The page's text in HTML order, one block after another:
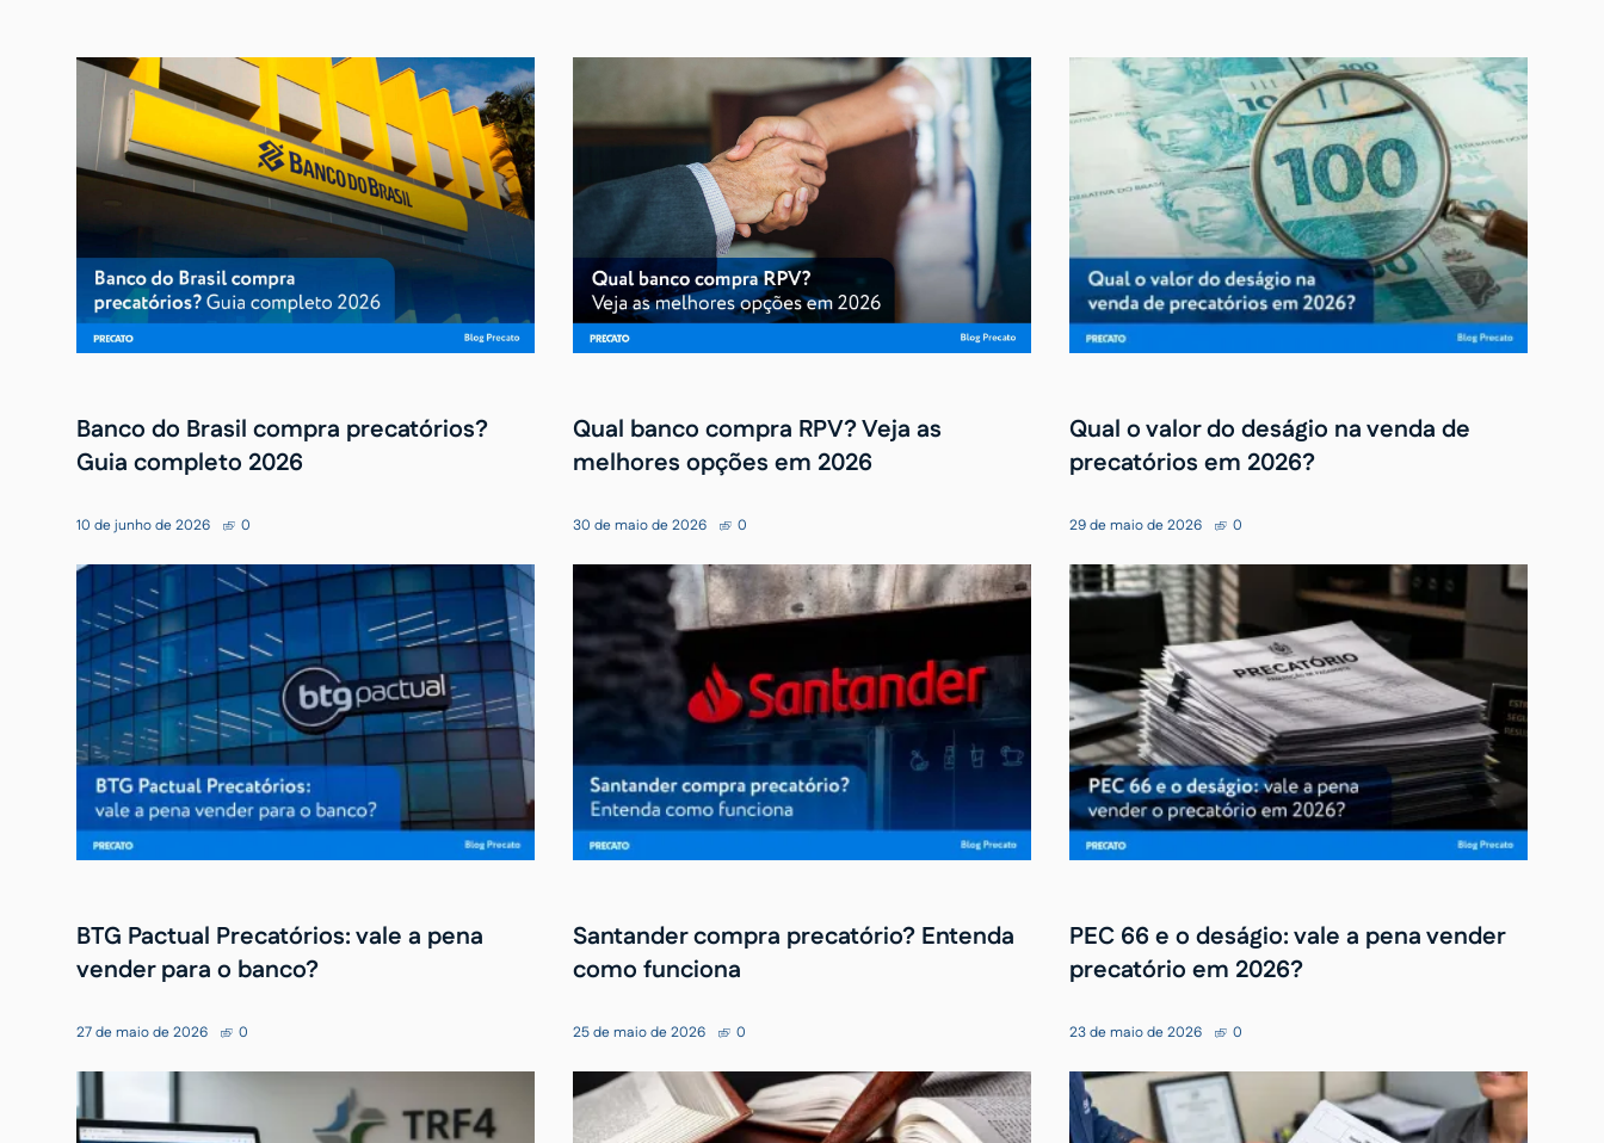
Banco do Brasil compra precatórios?
Guia completo 2026
10 de junho de 2026 0
Qual banco compra RPV? Veja as
melhores opções em 2026
30 de maio de 2026 0
Qual o valor do deságio na venda de
precatórios em 2026?
29 de maio de 2026 0
BTG Pactual Precatórios: vale a pena
vender para o banco?
27 de maio de 2026 0
Santander compra precatório? Entenda
como funciona
25 de maio de 2026 0
PEC 66 e o deságio: vale a pena vender
precatório em 2026?
23 de maio de 2026 0